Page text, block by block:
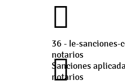
36 - Ie-sanciones-
notarios
Sanciones
notarios